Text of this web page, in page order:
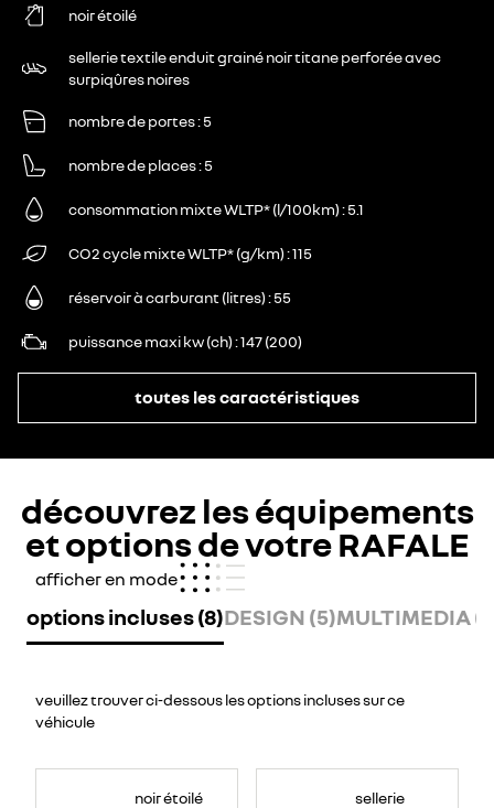
noir étoilé
sellerie textile enduit grainé noir titane perforée avec
surpiqûres noires
nombre de portes 5
nombre de places 5
consommation mixte WLTP* (l/100km) 5.1
CO2 cycle mixte WLTP* (g/km) 115
réservoir à carburant (litres) 55
puissance maxi kw (ch) 147 (200)
toutes les caractéristiques
découvrez les équipements
et options de votre RAFALE
afficher en mode
options incluses (8)DESIGN (5)MULTIMEDIA
veuillez trouver ci-dessous les options incluses sur ce
véhicule
noir étoilé
sellerie